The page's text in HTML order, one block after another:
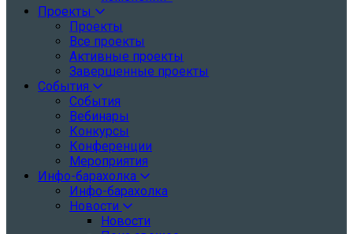
Проекты
Проекты
Все проекты
Активные проекты
Завершенные проекты
События
События
Вебинары
Конкурсы
Конференции
Мероприятия
Инфо-барахолка
Инфо-барахолка
Новости
Новости